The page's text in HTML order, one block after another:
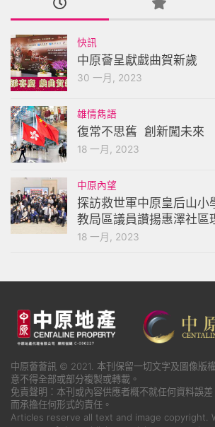
快訊
中原薈呈獻戲曲賀新歲
30 一月, 2023
雄情雋語
復常不思舊 創新闖未來
18 一月, 2023
中原內望
探訪救世軍中原皇后山小
教局區議員讚揚惠澤社區
18 一月, 2023
中原薈薈訊 © 2021. 本刊保留一切文字及圖像版
意不得全部或部分複製或轉載。
免責聲明：本刊或內容供應者概不就任何資料誤
而承擔任何形式的責任。
Articles reserve all text and image copyright.